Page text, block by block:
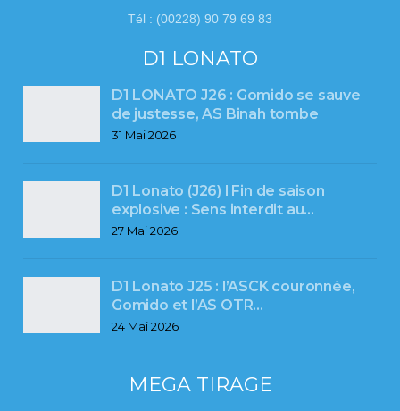
Tél : (00228) 90 79 69 83
D1 LONATO
D1 LONATO J26 : Gomido se sauve
de justesse, AS Binah tombe
31 Mai 2026
D1 Lonato (J26) l Fin de saison
explosive : Sens interdit au…
27 Mai 2026
D1 Lonato J25 : l’ASCK couronnée,
Gomido et l’AS OTR…
24 Mai 2026
MEGA TIRAGE